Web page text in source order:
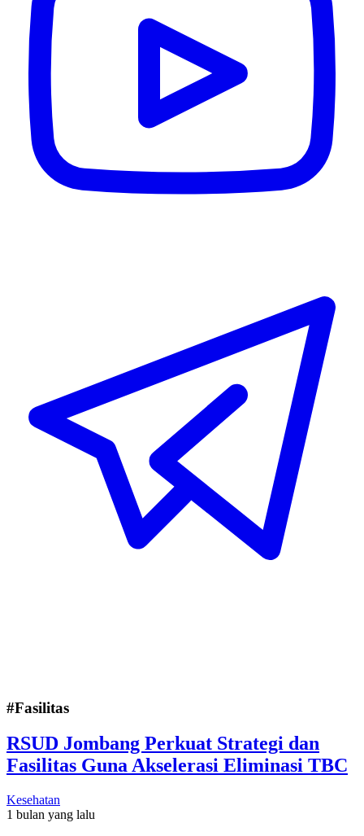
#Fasilitas
RSUD Jombang Perkuat Strategi dan
Fasilitas Guna Akselerasi Eliminasi TBC
Kesehatan
1 bulan yang lalu